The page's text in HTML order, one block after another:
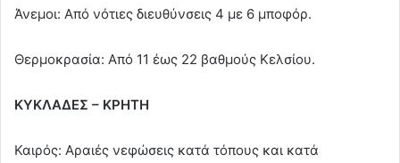
Άνεμοι: Από νότιες διευθύνσεις 4 με 6 μποφόρ.
Θερμοκρασία: Από 11 έως 22 βαθμούς Κελσίου.
ΚΥΚΛΑΔΕΣ – ΚΡΗΤΗ
Καιρός: Αραιές νεφώσεις κατά τόπους και κατά